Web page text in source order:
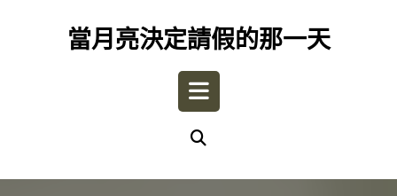
當月亮決定請假的那一天
Open